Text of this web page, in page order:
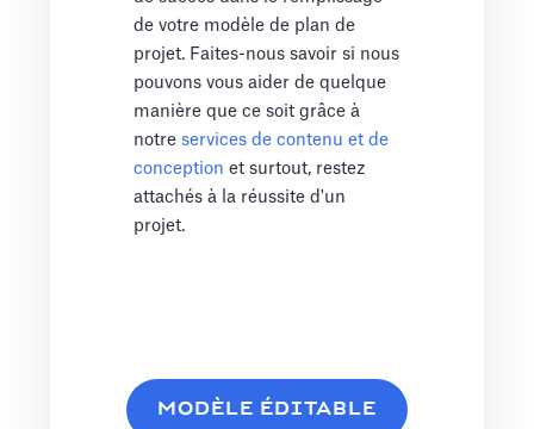
de votre modèle de plan de
projet. Faites-nous savoir si nous
pouvons vous aider de quelque
manière que ce soit grâce à
notreservices de contenu et de
conception et surtout, restez
attachés à la réussite d'un
projet.
MODÈLE ÉDITABLE